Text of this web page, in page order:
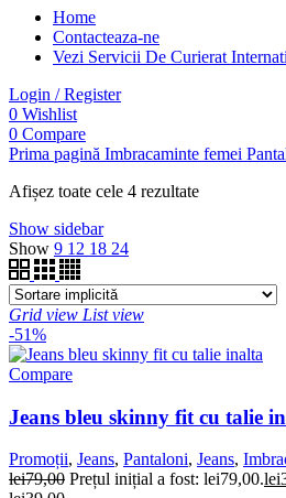
Home
Contacteaza-ne
Vezi Servicii De Curierat
Login / Register
0 Wishlist
0 Compare
Prima pagină Imbracaminte femei
Afișez toate cele 4 rezultate
Show sidebar
Show 9 12 18 24
Grid view List view
-51%
Compare
Jeans bleu skinny fit cu talie
Promoții, Jeans, Pantaloni, Jeans,
lei79,00 Prețul inițial a fost: lei79,00.lei